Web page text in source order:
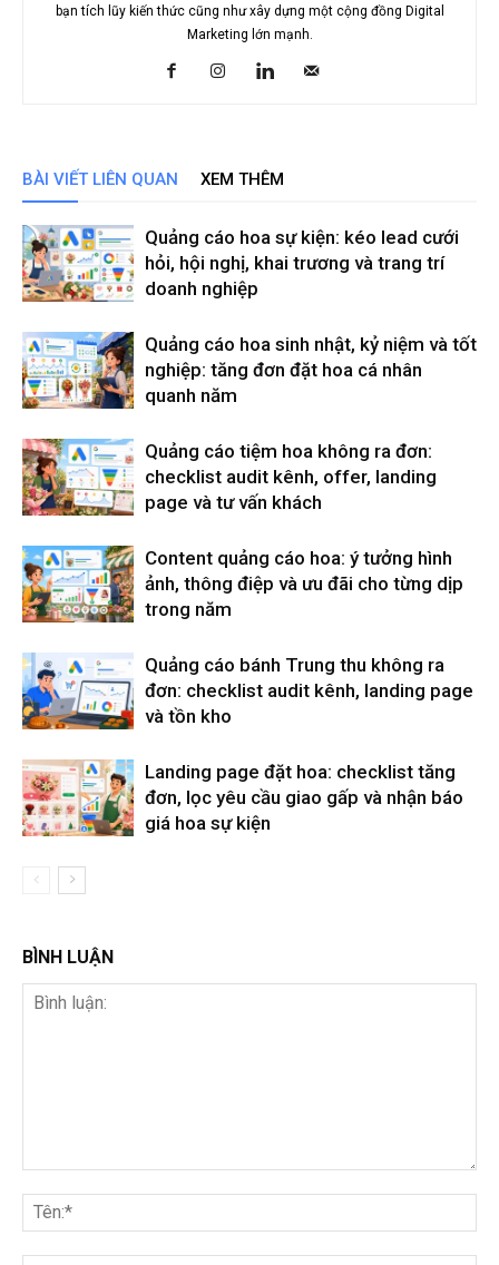
bạn tích lũy kiến thức cũng như xây dựng một cộng đồng Digital
Marketing lớn mạnh.
BÀI VIẾT LIÊN QUAN XEM THÊM
Quảng cáo hoa sự kiện: kéo lead cưới
hỏi, hội nghị, khai trương và trang trí
doanh nghiệp
Quảng cáo hoa sinh nhật, kỷ niệm và tốt
nghiệp: tăng đơn đặt hoa cá nhân
quanh năm
Quảng cáo tiệm hoa không ra đơn:
checklist audit kênh, offer, landing
page và tư vấn khách
Content quảng cáo hoa: ý tưởng hình
ảnh, thông điệp và ưu đãi cho từng dịp
trong năm
Quảng cáo bánh Trung thu không ra
đơn: checklist audit kênh, landing page
và tồn kho
Landing page đặt hoa: checklist tăng
đơn, lọc yêu cầu giao gấp và nhận báo
giá hoa sự kiện
BÌNH LUẬN